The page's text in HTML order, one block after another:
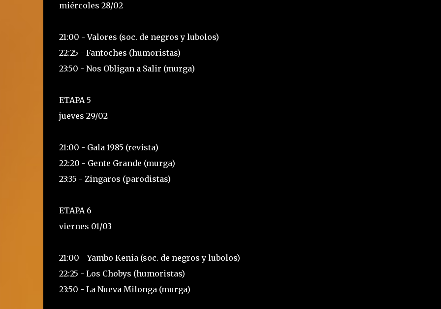
miércoles 28/02
21:00 - Valores (soc. de negros y lubolos)
22:25 - Fantoches (humoristas)
23:50 - Nos Obligan a Salir (murga)
ETAPA 5
jueves 29/02
21:00 - Gala 1985 (revista)
22:20 - Gente Grande (murga)
23:35 - Zingaros (parodistas)
ETAPA 6
viernes 01/03
21:00 - Yambo Kenia (soc. de negros y lubolos)
22:25 - Los Chobys (humoristas)
23:50 - La Nueva Milonga (murga)